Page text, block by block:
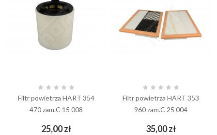
    
Filtr powietrza HART 354
470 zam.C 15 008
25,00 złCena
    
Filtr powietrza HART 353
960 zam.C 25 004
35,00 złCena